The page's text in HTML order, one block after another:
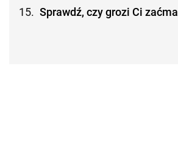
Sprawdź, czy grozi Ci zaćma